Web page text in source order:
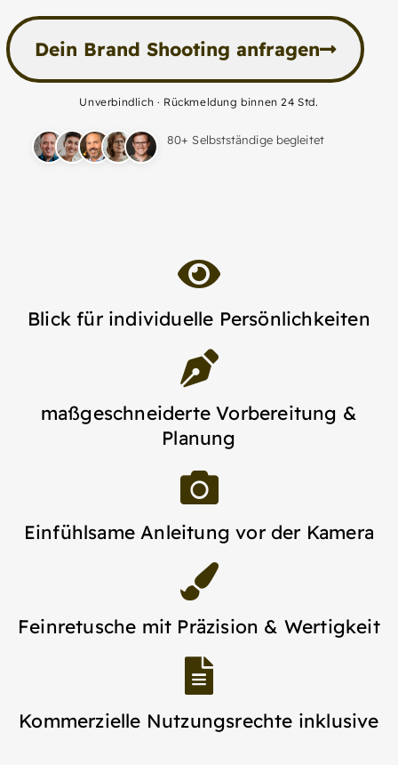
Dein Brand Shooting anfragen
Unverbindlich · Rückmeldung binnen 24 Std.
80+ Selbstständige begleitet
Blick für individuelle Persönlichkeiten
maßgeschneiderte Vorbereitung &
Planung
Einfühlsame Anleitung vor der Kamera
Feinretusche mit Präzision & Wertigkeit
Kommerzielle Nutzungsrechte inklusive